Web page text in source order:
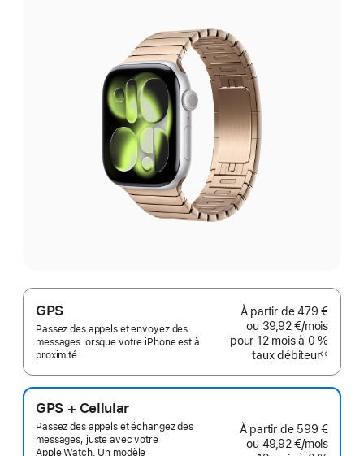
GPS
Passez des appels et envoyez des
messages lorsque votre iPhone est à
proximité.
À partir de479 €
ou 39,92 €/mois
pour 12 mois à 0 %
taux débiteur
de
◊◊
GPS + Cellular
Passez des appels et échangez des
messages, juste avec votre
Apple Watch. Un modèle
À partir de 599 €
ou 49,92 €/mois